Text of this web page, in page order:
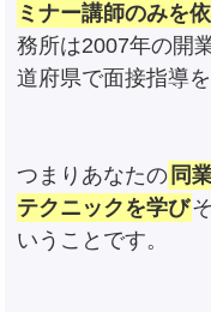
ミナー講師のみを
務所は2007年の開
道府県で面接指導
つまりあなたの 同
テクニックを学び
いうことです。